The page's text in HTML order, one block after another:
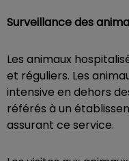
Surveillance des
Les animaux
et réguliers. Les
intensive en dehors
référés à un
assurant ce service.